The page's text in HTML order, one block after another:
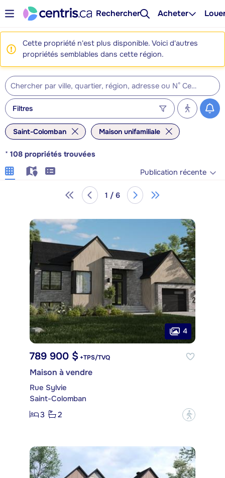
Rechercher Acheter
Cette propriété n'est plus disponible. Voici d'autres
propriétés semblables dans cette région.
Filtres
Saint-Colomban Maison unifamiliale
* 108 propriétés trouvées
Publication récente
1 / 6
4
789 900 $ +TPS/TVQ
Maison à vendre
Rue Sylvie
Saint-Colomban
3
2 ?